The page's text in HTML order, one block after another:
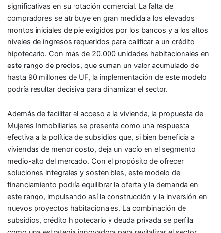
significativas en su rotación comercial. La falta de
compradores se atribuye en gran medida a los elevados
montos iniciales de pie exigidos por los bancos y a los altos
niveles de ingresos requeridos para calificar a un crédito
hipotecario. Con más de 20.000 unidades habitacionales en
este rango de precios, que suman un valor acumulado de
hasta 90 millones de UF, la implementación de este modelo
podría resultar decisiva para dinamizar el sector.
Además de facilitar el acceso a la vivienda, la propuesta de
Mujeres Inmobiliarias se presenta como una respuesta
efectiva a la política de subsidios que, si bien beneficia a
viviendas de menor costo, deja un vacío en el segmento
medio-alto del mercado. Con el propósito de ofrecer
soluciones integrales y sostenibles, este modelo de
financiamiento podría equilibrar la oferta y la demanda en
este rango, impulsando así la construcción y la inversión en
nuevos proyectos habitacionales. La combinación de
subsidios, crédito hipotecario y deuda privada se perfila